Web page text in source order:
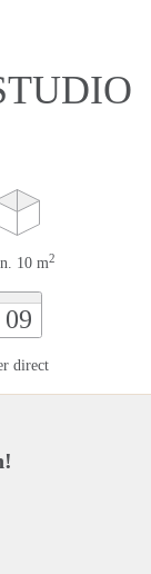
10 m2
09
direct